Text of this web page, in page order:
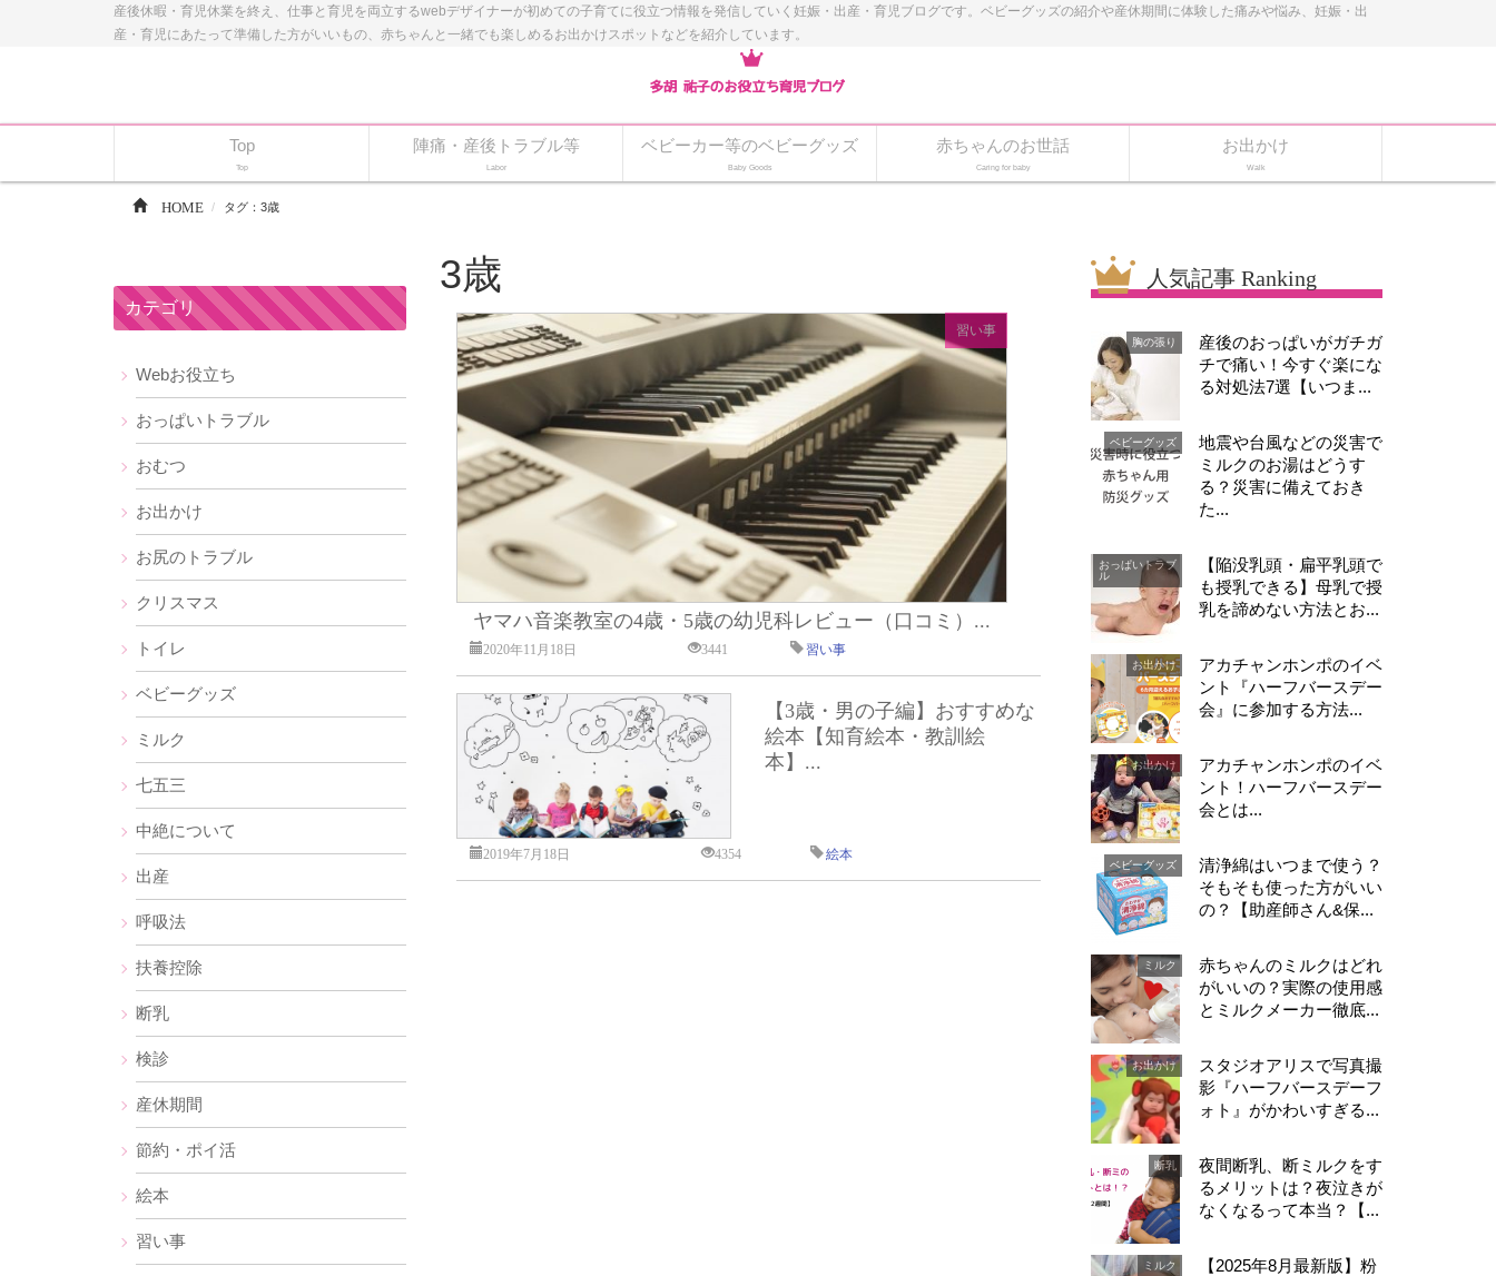
産後休暇・育児休業を終え、仕事と育児を両立するwebデザイナーが初めての子育てに役立つ情報を発信していく妊娠・出産・育児ブログです。ベビーグッズの紹介や産休期間に体験した痛みや悩み、妊娠・出
産・育児にあたって準備した方がいいもの、赤ちゃんと一緒でも楽しめるお出かけスポットなどを紹介しています。
Top
Top
陣痛・産後トラブル等
Labor
ベビーカー等のベビーグッズ
Baby Goods
赤ちゃんのお世話
Caring for baby
お出かけ
Walk
HOME タグ：3歳
3歳
習い事
ヤマハ音楽教室の4歳・5歳の幼児科レビュー（口コミ）...
2020年11月18日 3441 習い事
【3歳・男の子編】おすすめな
絵本【知育絵本・教訓絵
本】...
2019年7月18日 4354 絵本
カテゴリ
Webお役立ち
おっぱいトラブル
おむつ
お出かけ
お尻のトラブル
クリスマス
トイレ
ベビーグッズ
ミルク
七五三
中絶について
出産
呼吸法
扶養控除
断乳
検診
産休期間
節約・ポイ活
絵本
習い事
人気記事 Ranking
胸の張り
産後のおっぱいがガチガ
チで痛い！今すぐ楽にな
る対処法7選【いつま...
ベビーグッズ
地震や台風などの災害で
ミルクのお湯はどうす
る？災害に備えておき
た...
おっぱいトラブ
ル
【陥没乳頭・扁平乳頭で
も授乳できる】母乳で授
乳を諦めない方法とお...
お出かけ
アカチャンホンポのイベ
ント『ハーフバースデー
会』に参加する方法...
お出かけ
アカチャンホンポのイベ
ント！ハーフバースデー
会とは...
ベビーグッズ
清浄綿はいつまで使う？
そもそも使った方がいい
の？【助産師さん&保...
ミルク
赤ちゃんのミルクはどれ
がいいの？実際の使用感
とミルクメーカー徹底...
お出かけ
スタジオアリスで写真撮
影『ハーフバースデーフ
ォト』がかわいすぎる...
断乳
夜間断乳、断ミルクをす
るメリットは？夜泣きが
なくなるって本当？【...
ミルク
【2025年8月最新版】粉